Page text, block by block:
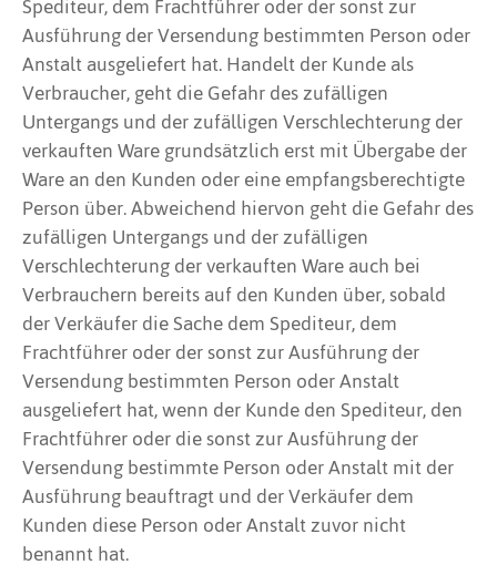
Ausführung der Versendung bestimmten Person oder
Anstalt ausgeliefert hat. Handelt der Kunde als
Verbraucher, geht die Gefahr des zufälligen
Untergangs und der zufälligen Verschlechterung der
verkauften Ware grundsätzlich erst mit Übergabe der
Ware an den Kunden oder eine empfangsberechtigte
Person über. Abweichend hiervon geht die Gefahr des
zufälligen Untergangs und der zufälligen
Verschlechterung der verkauften Ware auch bei
Verbrauchern bereits auf den Kunden über, sobald
der Verkäufer die Sache dem Spediteur, dem
Frachtführer oder der sonst zur Ausführung der
Versendung bestimmten Person oder Anstalt
ausgeliefert hat, wenn der Kunde den Spediteur, den
Frachtführer oder die sonst zur Ausführung der
Versendung bestimmte Person oder Anstalt mit der
Ausführung beauftragt und der Verkäufer dem
Kunden diese Person oder Anstalt zuvor nicht
benannt hat.